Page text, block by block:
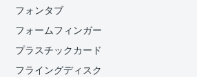
フォンタブ
フォームフィンガー
プラスチックカード
フライングディスク